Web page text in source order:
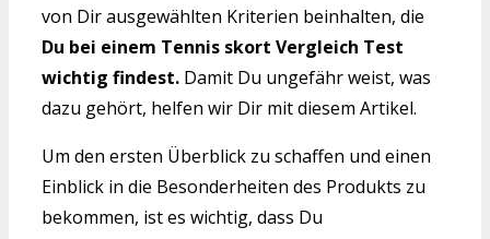
von Dir ausgewählten Kriterien beinhalten, die
Du bei einem Tennis skort Vergleich Test
wichtig findest. Damit Du ungefähr weist, was
dazu gehört, helfen wir Dir mit diesem Artikel.
Um den ersten Überblick zu schaffen und einen
Einblick in die Besonderheiten des Produkts zu
bekommen, ist es wichtig, dass Du